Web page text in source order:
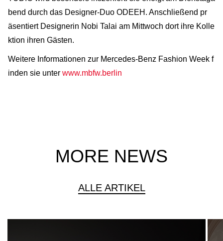
bend durch das Designer-Duo ODEEH. Anschließend pr
äsentiert Designerin Nobi Talai am Mittwoch dort ihre Kolle
ktion ihren Gästen.
Weitere Informationen zur Mercedes-Benz Fashion Week f
inden sie unter www.mbfw.berlin
MORE NEWS
ALLE ARTIKEL